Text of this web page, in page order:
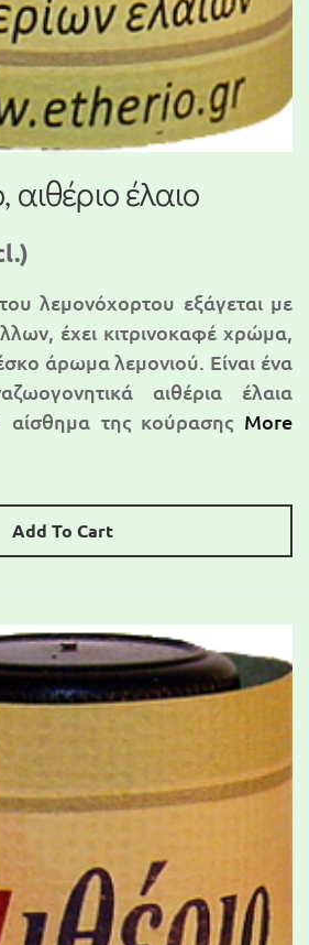
αιθέριο έλαιο
λεμονόχορτου εξάγεται με
έχει κιτρινοκαφέ χρώμα,
άρωμα λεμονιού. Eίναι ένα
αιθέρια έλαια
αίσθημα της κούρασης More
Add To Cart